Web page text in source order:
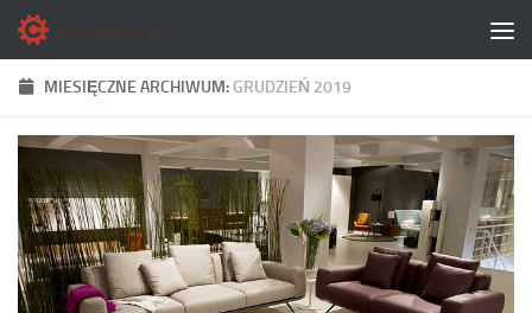
Skip to content
MIESIĘCZNE ARCHIWUM: GRUDZIEŃ 2019